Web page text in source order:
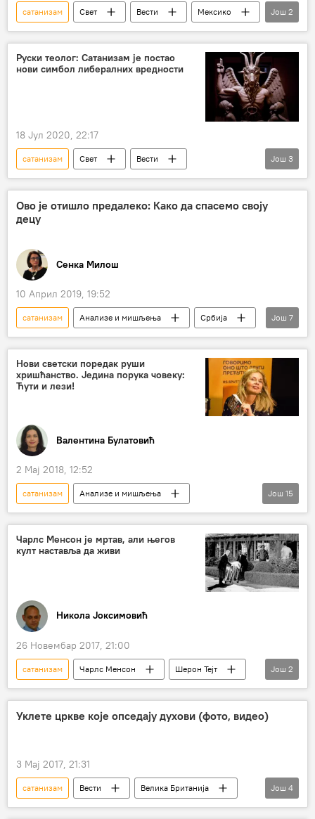
сатанизам Свет Вести
Мексико
кардинал
Бил Гејтс
Још 2
Руски теолог: Сатанизам је постао
нови симбол либералних вредности
18 Јул 2020, 22:17
сатанизам Свет
Вести
сатанисти
САД
Мисисипи
ЛГБТ
Још 3
Ово је отишло предалеко: Како да спасемо своју
децу
Сенка Милош
10 Април 2019, 19:52
сатанизам Анализе и мишљења
Србија
Влајко Пановић
деца
порнографија
забрана
зависност
адреналин
видео-игрица
Још 7
Нови светски поредак руши
хришћанство. Једина порука човеку:
Ћути и лези!
Валентина Булатовић
2 Мај 2018, 12:52
сатанизам
Анализе и мишљења
Интервјуи
Култура
Србија
Београд
Доналд Трамп
Ким Кардашијан
Алистер Кроули
Хришћанство
новинарство
мушкарац
мушко-женски односи
Књижевност
ислам
Још 15
Чарлс Менсон је мртав, али његов
култ наставља да живи
Никола Јоксимовић
26 Новембар 2017, 21:00
сатанизам Чарлс Менсон
Шерон Тејт
сатанисти
Друштво
Још 2
Уклете цркве које опседају духови (фото, видео)
3 Мај 2017, 21:31
сатанизам Вести
Велика Британија
Вудро Вилсон
духови
Цркве
Још 4